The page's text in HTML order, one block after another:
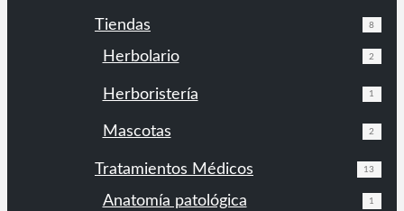
Tiendas 8
Herbolario 2
Herboristería 1
Mascotas 2
Tratamientos Médicos 13
Anatomía patológica 1